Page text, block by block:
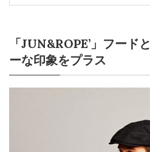
「JUN&ROPE’」フード
ーな印象をプラス